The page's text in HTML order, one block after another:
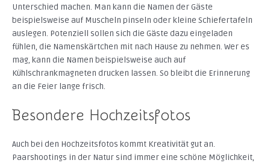
Unterschied machen. Man kann die Namen der Gäste
beispielsweise auf Muscheln pinseln oder kleine Schiefertafeln
auslegen. Potenziell sollen sich die Gäste dazu eingeladen
fühlen, die Namenskärtchen mit nach Hause zu nehmen. Wer es
mag, kann die Namen beispielsweise auch auf
Kühlschrankmagneten drucken lassen. So bleibt die Erinnerung
an die Feier lange frisch.
Besondere Hochzeitsfotos
Auch bei den Hochzeitsfotos kommt Kreativität gut an.
Paarshootings in der Natur sind immer eine schöne Möglichkeit,